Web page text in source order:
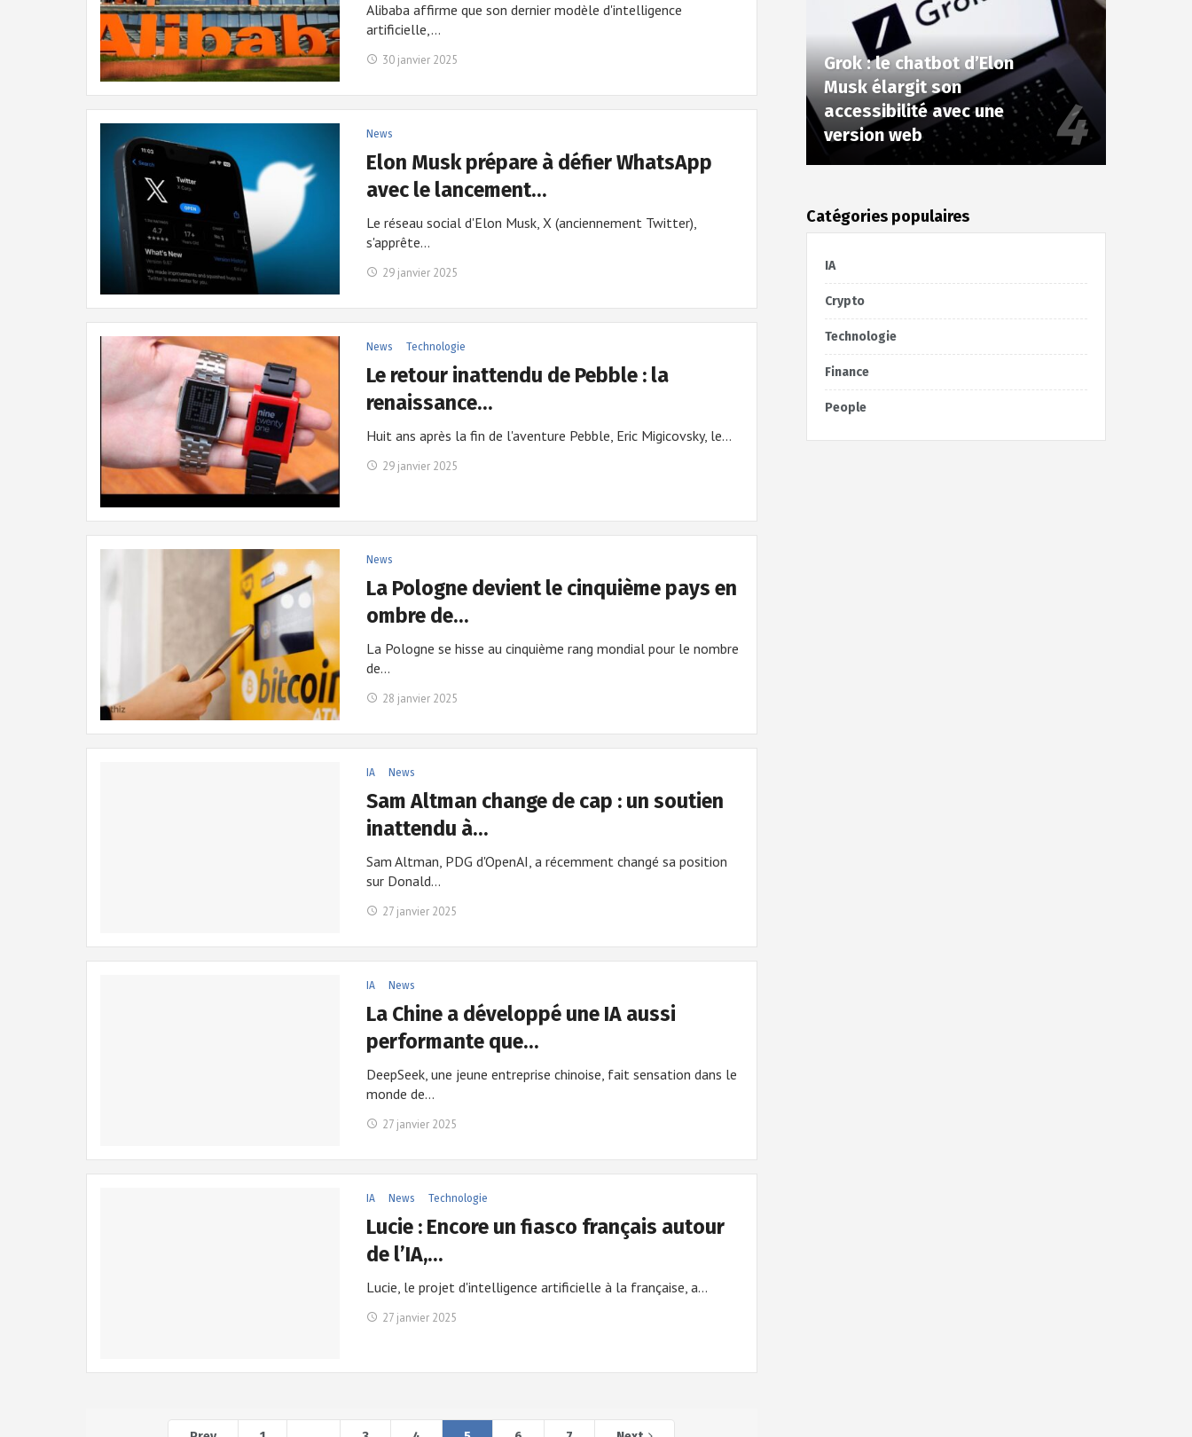
Alibaba affirme que son dernier modèle d'intelligence
artificielle,…
30 janvier 2025
News
Elon Musk prépare à défier WhatsApp
avec le lancement…
Le réseau social d'Elon Musk, X (anciennement Twitter),
s'apprête…
29 janvier 2025
News Technologie
Le retour inattendu de Pebble : la
renaissance…
Huit ans après la fin de l'aventure Pebble, Eric Migicovsky, le…
29 janvier 2025
News
La Pologne devient le cinquième pays en
ombre de…
La Pologne se hisse au cinquième rang mondial pour le nombre
de…
28 janvier 2025
IA News
Sam Altman change de cap : un soutien
inattendu à…
Sam Altman, PDG d'OpenAI, a récemment changé sa position
sur Donald…
27 janvier 2025
IA News
La Chine a développé une IA aussi
performante que…
DeepSeek, une jeune entreprise chinoise, fait sensation dans le
monde de…
27 janvier 2025
IA News Technologie
Lucie : Encore un fiasco français autour
de l’IA,…
Lucie, le projet d'intelligence artificielle à la française, a…
27 janvier 2025
Grok : le chatbot d’Elon
Musk élargit son
accessibilité avec une
version web
Catégories populaires
IA
Crypto
Technologie
Finance
People